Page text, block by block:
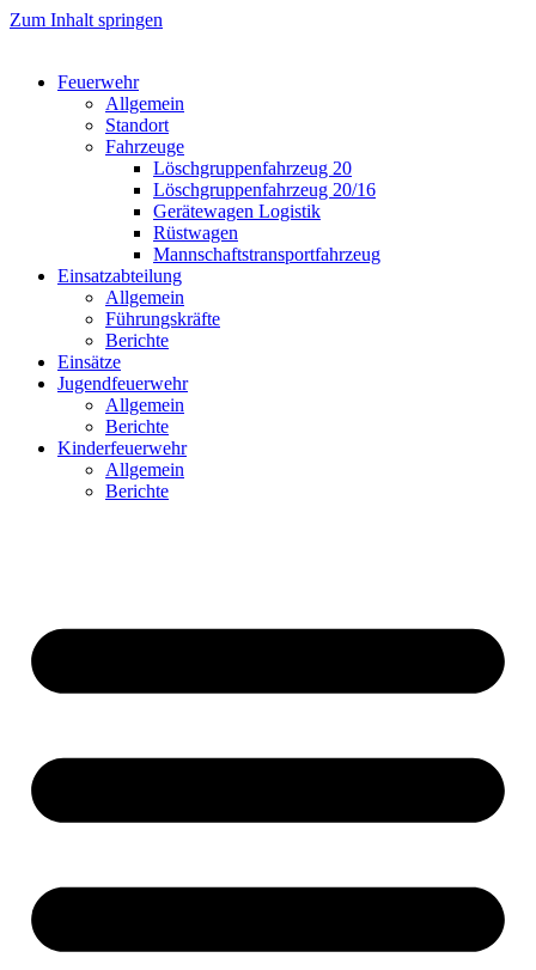
Zum Inhalt springen
Feuerwehr
Allgemein
Standort
Fahrzeuge
Löschgruppen­fahrzeug 20
Lösch­gruppen­fahrzeug 20/16
Geräte­wagen Logistik
Rüst­wagen
Mannschafts­transportfahrzeug
Einsatz­abteilung
Allgemein
Führungs­kräfte
Berichte
Einsätze
Jugend­feuerwehr
Allgemein
Berichte
Kinder­feuerwehr
Allgemein
Berichte